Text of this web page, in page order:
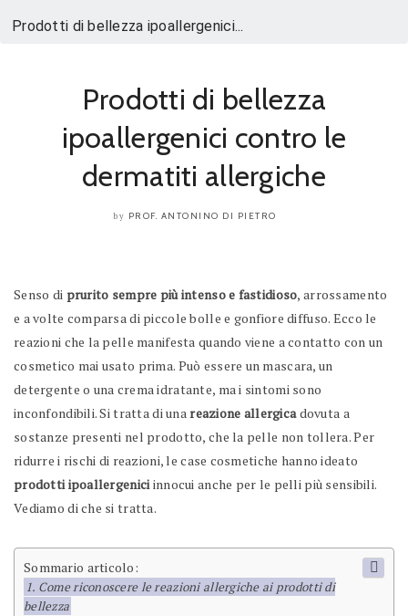
Prodotti di bellezza ipoallergenici...
Prodotti di bellezza
ipoallergenici contro le
dermatiti allergiche
by PROF. ANTONINO DI PIETRO
Senso di prurito sempre più intenso e fastidioso, arrossamento
e a volte comparsa di piccole bolle e gonfiore diffuso. Ecco le
reazioni che la pelle manifesta quando viene a contatto con un
cosmetico mai usato prima. Può essere un mascara, un
detergente o una crema idratante, ma i sintomi sono
inconfondibili. Si tratta di unareazione allergicadovuta a
sostanze presenti nel prodotto, che la pelle non tollera. Per
ridurre i rischi di reazioni, le case cosmetiche hanno ideato
prodotti ipoallergeniciinnocui anche per le pelli più sensibili.
Vediamo di che si tratta.
Sommario articolo:
Come riconoscere le reazioni allergiche ai prodotti di
bellezza